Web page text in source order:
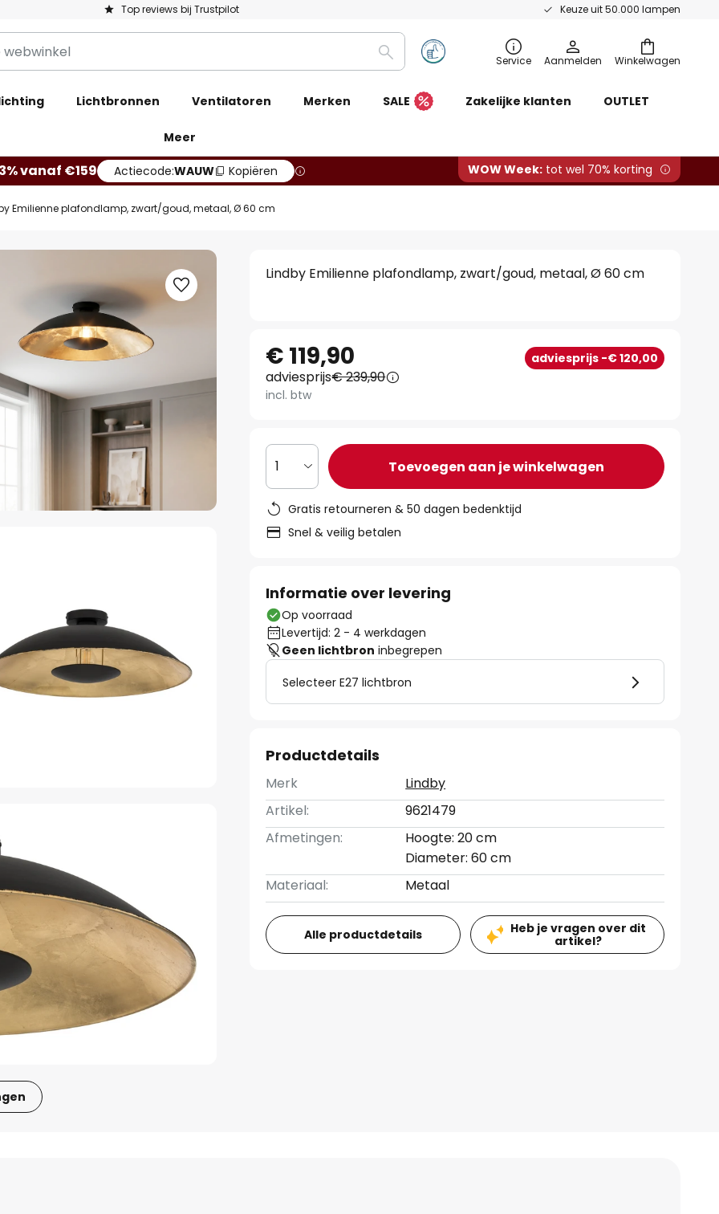
Top reviews bij Trustpilot Keuze uit 50.000 lampen
Winkelwagen
Zoeken Service Aanmelden
Lichtbronnen Ventilatoren Merken SALE Zakelijke klanten OUTLET
Meer
vanaf €159 Actiecode:WAUW Kopiëren WOW Week: tot wel 70% korting
Emilienne plafondlamp, zwart/goud, metaal, Ø 60 cm
Lindby Emilienne plafondlamp, zwart/goud, metaal, Ø 60 cm
€ 119,90 adviesprijs -€ 120,00
adviesprijs€ 239,90
incl. btw
1 Toevoegen aan je winkelwagen
Gratis retourneren & 50 dagen bedenktijd
Snel & veilig betalen
Informatie over levering
Op voorraad
Levertijd: 2 - 4 werkdagen
Geen lichtbron inbegrepen
Selecteer E27 lichtbron
Productdetails
Merk
Lindby
Artikel:
9621479
Afmetingen:
Hoogte: 20 cm
Diameter: 60 cm
Materiaal:
Metaal
Alle productdetails
Heb je vragen over dit
artikel?